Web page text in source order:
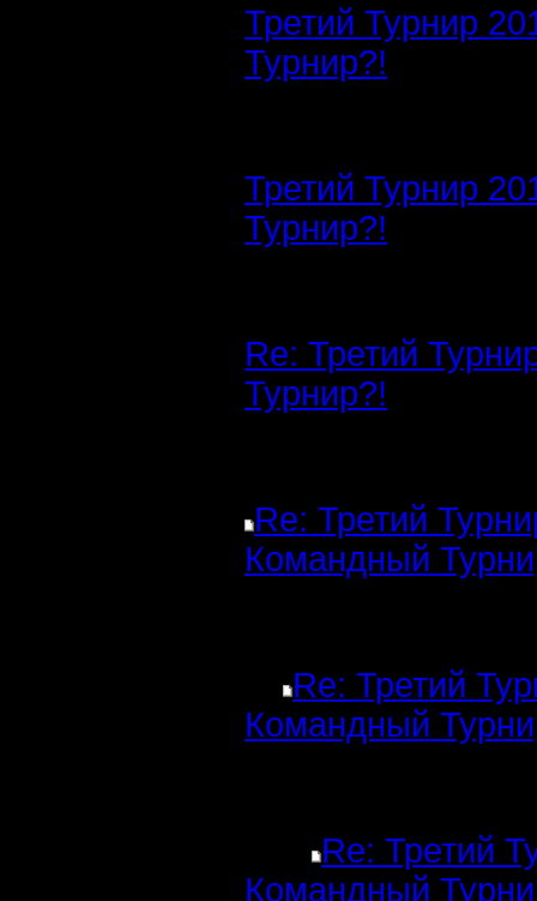
Третий Турнир
Турнир?!
Третий Турнир
Турнир?!
Re: Третий
Турнир?!
Re: Третий
Командный
Re: Третий
Командный
Re: Третий
Командный